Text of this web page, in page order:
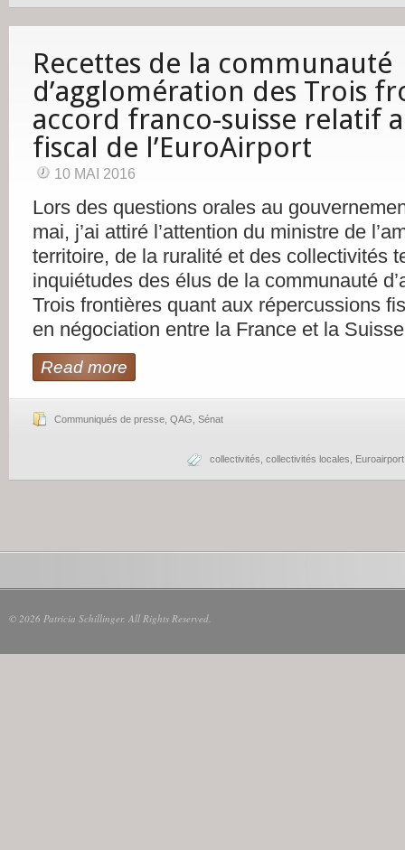
Recettes de la communauté
d’agglomération des Trois
accord franco-suisse relatif
fiscal de l’EuroAirport
10 MAI 2016
Lors des questions orales au
mai, j’ai attiré l’attention du ministre de
territoire, de la ruralité et des collectivités
inquiétudes des élus de la communauté
Trois frontières quant aux répercussions
en négociation entre la France et la
Read more
Communiqués de presse QAG Sénat
collectivités collectivités locales Euroairport
© 2026 Patricia Schillinger. All Rights Reserved.